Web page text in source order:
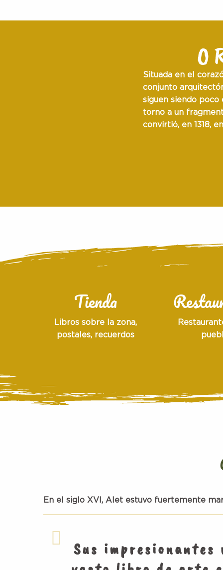
Situada en el
conjunto
siguen siendo poco
torno a un
convirtió, en 1318,
Tienda
Libros sobre la zona,
postales, recuerdos
En el siglo XVI , Alet estuvo fuertemente
Sus impresionantes